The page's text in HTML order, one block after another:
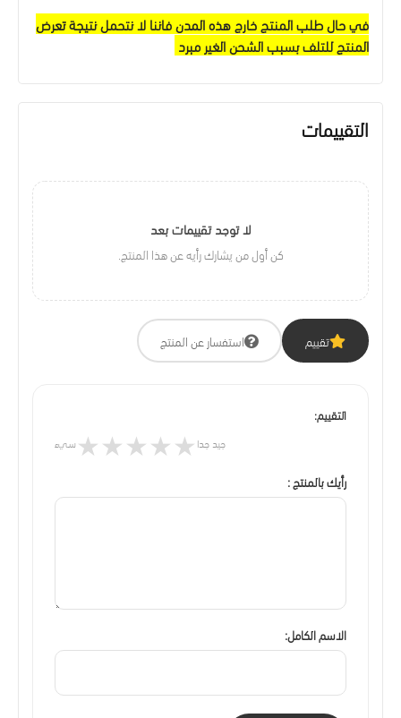
في حال طلب المنتج خارج هذه المدن فاننا لا نتحمل نتيجة تعرض
المنتج للتلف بسبب الشحن الغير مبرد
التقييمات
لا توجد تقييمات بعد
كن أول من يشارك رأيه عن هذا المنتج.
تقييم استفسار عن المنتج
التقييم:
سيء ★★★★★ جيد جدا
رأيك بالمنتج :
الاسم الكامل: